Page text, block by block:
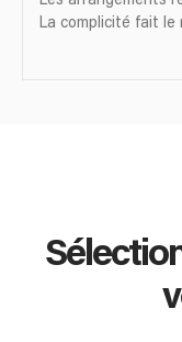
La complicité fait le